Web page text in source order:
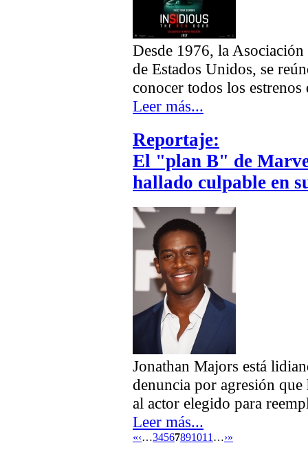
Desde 1976, la
de Estados Unidos, se
conocer todos los
Leer más...
Reportaje:
El "plan B" de
hallado culpable en
Jonathan Majors está
denuncia por agresión
al actor elegido para
Leer más...
«‹…34567891011 …›»